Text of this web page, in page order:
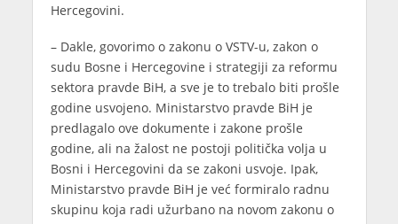
Hercegovini.
– Dakle, govorimo o zakonu o VSTV-u, zakon o
sudu Bosne i Hercegovine i strategiji za reformu
sektora pravde BiH, a sve je to trebalo biti prošle
godine usvojeno. Ministarstvo pravde BiH je
predlagalo ove dokumente i zakone prošle
godine, ali na žalost ne postoji politička volja u
Bosni i Hercegovini da se zakoni usvoje. Ipak,
Ministarstvo pravde BiH je već formiralo radnu
skupinu koja radi užurbano na novom zakonu o